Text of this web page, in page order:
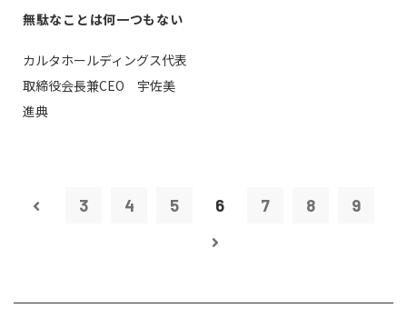
無駄なことは何一つもない
カルタホールディングス代表
取締役会長兼CEO 宇佐美
進典
3 4 5 6 7 8 9